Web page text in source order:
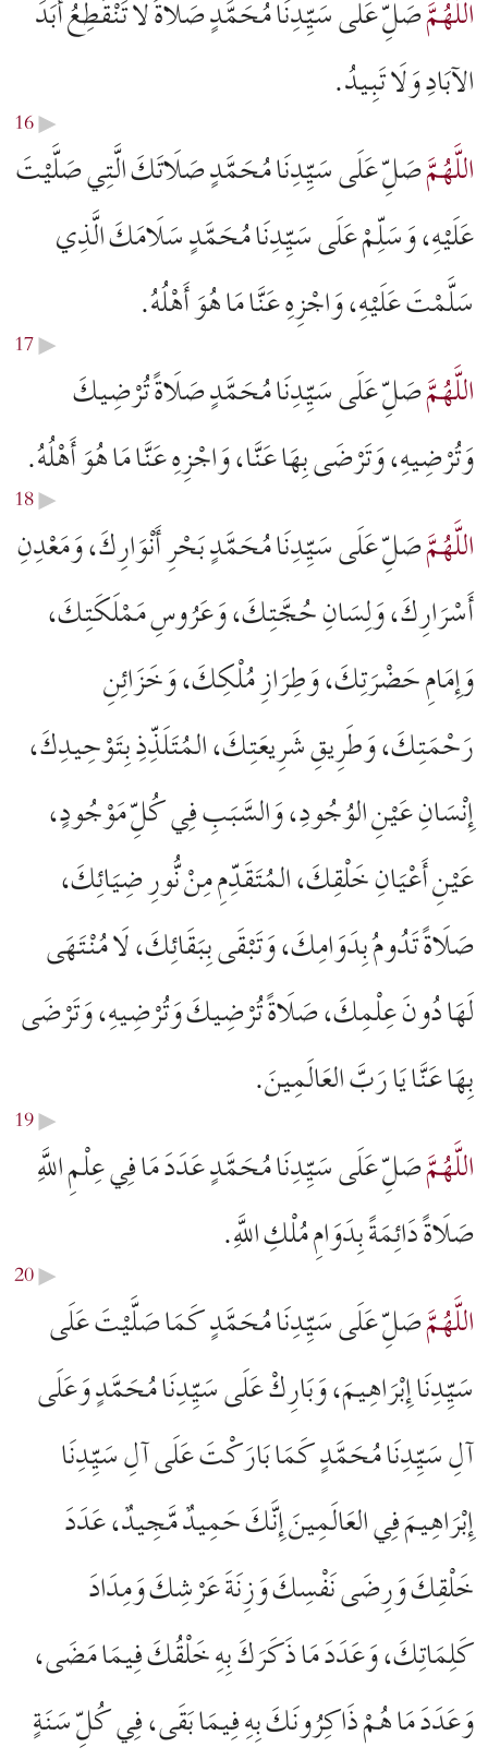
الآبَادِ وَلَا تَبِيدُ.
16▶︎
اللَّهُمَّصَلِّ عَلَى سَيِّدِنَا مُحَمَّدٍ صَلَاتَكَ الَّتِي صَلَّيْتَ
عَلَيْهِ، وَسَلِّمْ عَلَى سَيِّدِنَا مُحَمَّدٍ سَلَامَكَ الَّذِي
سَلَّمْتَ عَلَيْهِ، وَاجْزِهِ عَنَّا مَا هُوَ أَهْلُهُ.
17▶︎
اللَّهُمَّصَلِّ عَلَى سَيِّدِنَا مُحَمَّدٍ صَلَاةً تُرْضِيكَ
وَتُرْضِيهِ، وَتَرْضَى بِهَا عَنَّا، وَاجْزِهِ عَنَّا مَا هُوَ أَهْلُهُ.
18▶︎
اللَّهُمَّصَلِّ عَلَى سَيِّدِنَا مُحَمَّدٍ بَحْرِ أَنْوَارِكَ، وَمَعْدِنِ
أَسْرَارِكَ، وَلِسَانِ حُجَّتِكَ، وَعَرُوسِ مَمْلَكَتِكَ،
وَإِمَامِ حَضْرَتِكَ، وَطِرَازِ مُلْكِكَ، وَخَزَائِنِ
رَحْمَتِكَ، وَطَرِيقِ شَرِيعَتِكَ، المُتَلَذِّذِ بِتَوْحِيدِكَ،
إِنْسَانِ عَيْنِ الوُجُودِ، وَالسَّبَبِ فِي كُلِّ مَوْجُودٍ،
عَيْنِ أَعْيَانِ خَلْقِكَ، المُتَقَدِّمِ مِنْ نُّورِ ضِيَائِكَ،
صَلَاةً تَدُومُ بِدَوَامِكَ، وَتَبْقَى بِبَقَائِكَ، لَا مُنْتَهَى
لَهَا دُونَ عِلْمِكَ، صَلَاةً تُرْضِيكَ وَتُرْضِيهِ، وَتَرْضَى
بِهَا عَنَّا يَا رَبَّ العَالَمِینَ.
19▶︎
اللَّهُمَّصَلِّ عَلَى سَيِّدِنَا مُحَمَّدٍ عَدَدَ مَا فِي عِلْمِ اللَّهِ
صَلَاةً دَائِمَةً بِدَوَامِ مُلْكِ اللَّهِ.
20▶︎
اللَّهُمَّصَلِّ عَلَى سَيِّدِنَا مُحَمَّدٍ كَمَا صَلَّيْتَ عَلَى
سَيِّدِنَا إِبْرَاهِيمَ، وَبَارِكْ عَلَى سَيِّدِنَا مُحَمَّدٍ وَعَلَى
آلِ سَيِّدِنَا مُحَمَّدٍ كَمَا بَارَكْتَ عَلَى آلِ سَيِّدِنَا
إِبْرَاهِيمَ فِي العَالَمِینَ إِنَّكَ حَمِيدٌ مَّجِيدٌ، عَدَدَ
خَلْقِكَ وَرِضَی نَفْسِكَ وَزِنَةَ عَرْشِكَ وَمِدَادَ
كَلِمَاتِكَ، وَعَدَدَ مَا ذَكَرَكَ بِهِ خَلْقُكَ فِيمَا مَضَى،
وَعَدَدَ مَا هُمْ ذَاكِرُونَكَ بِهِ فِيمَا بَقَى، فِي كُلِّ سَنَةٍ